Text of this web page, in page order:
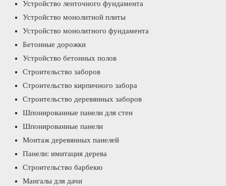
Устройство ленточного фундамента
Устройство монолитной плиты
Устройство монолитного фундамента
Бетонные дорожки
Устройство бетонных полов
Строительство заборов
Строительство кирпичного забора
Строительство деревянных заборов
Шпонированные панели для стен
Шпонированные панели
Монтаж деревянных панелей
Панели: имитация дерева
Строительство барбекю
Мангалы для дачи